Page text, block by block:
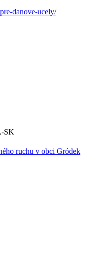
danove-ucely/
ruchu v obci Gródek